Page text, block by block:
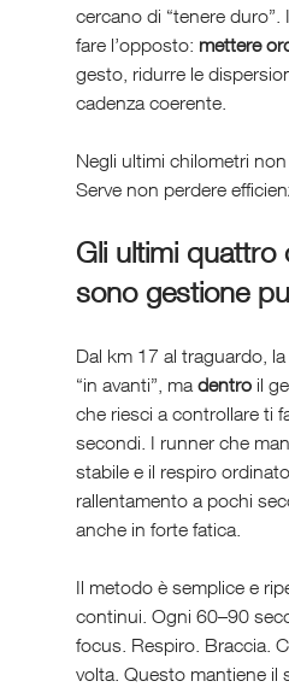
cercano di “tenere
fare l’opposto: mettere
gesto, ridurre le
cadenza coerente.
Negli ultimi chilometri
Serve non perdere
Gli ultimi quattro
sono gestione
Dal km 17 al traguardo,
“in avanti”, ma dentro il
che riesci a controllare ti
secondi. I runner che
stabile e il respiro
rallentamento a pochi
anche in forte fatica.
Il metodo è semplice e
continui. Ogni 60–90
focus. Respiro. Braccia.
volta. Questo mantiene il